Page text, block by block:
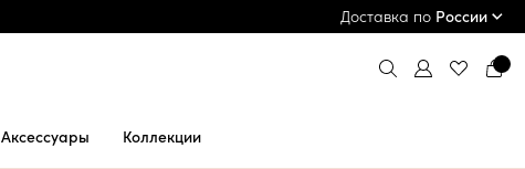
ПРИМЕРКА И ОПЛАТА ПРИ ПОЛУЧЕНИИ*
Доставка по России
Аксессуары Коллекции